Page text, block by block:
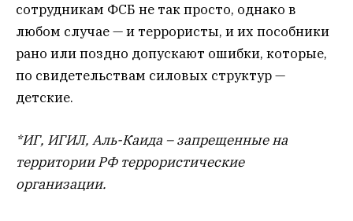
сотрудникам ФСБ не так просто, однако в
любом случае — и террористы, и их пособники
рано или поздно допускают ошибки, которые,
по свидетельствам силовых структур —
детские.
*ИГ, ИГИЛ, Аль-Каида – запрещенные на
территории РФ террористические
организации.